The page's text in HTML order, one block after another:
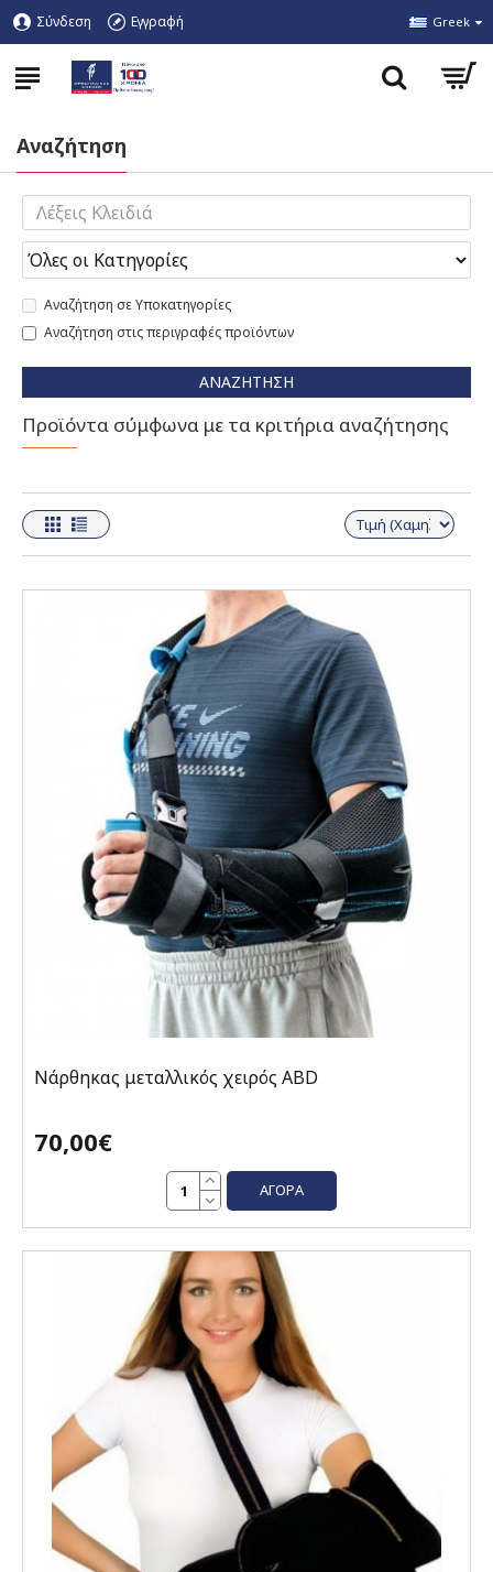
Σύνδεση Εγγραφή Greek
Αναζήτηση
Αναζήτηση σε Υποκατηγορίες
Αναζήτηση στις περιγραφές προϊόντων
ΑΝΑΖΉΤΗΣΗ
Προϊόντα σύμφωνα με τα κριτήρια αναζήτησης
Νάρθηκας μεταλλικός χειρός ABD
70,00€
ΑΓΟΡΆ